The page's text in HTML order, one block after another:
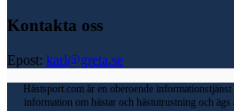
Kontakta oss
Epost: karl@greta.se
Hästsport.com är en oberoende
information om hästar och hästutrustning och